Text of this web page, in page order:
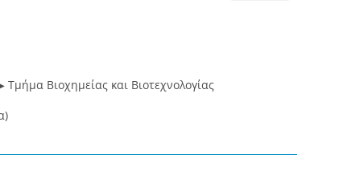
Βιοχημείας και Βιοτεχνολογίας